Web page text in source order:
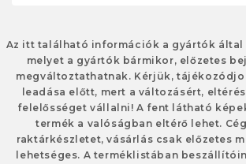
Az itt található információk a gyártók
melyet a gyártók bármikor, előzetes
megváltoztathatnak. Kérjük,
leadása előtt, mert a változásért,
felelősséget vállalni! A fent látható
termék a valóságban eltérő lehet.
raktárkészletet, vásárlás csak előzetes
lehetséges. A terméklistában